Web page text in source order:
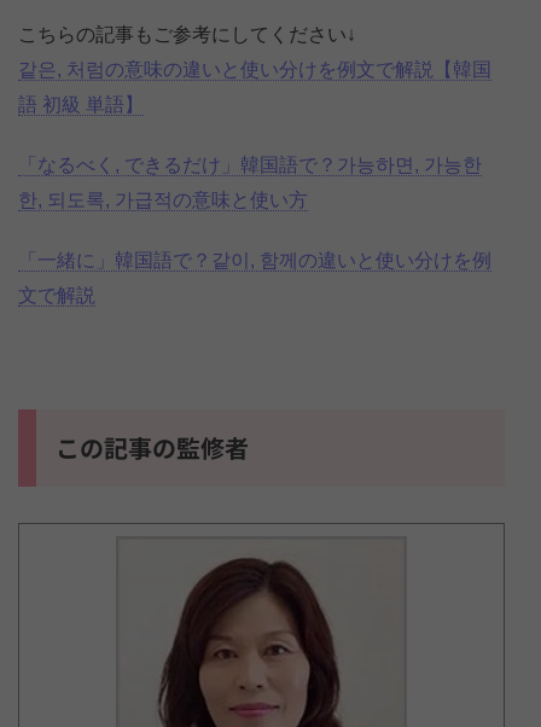
こちらの記事もご参考にしてください↓
같은, 처럼の意味の違いと使い分けを例文で解説【韓国
語 初級 単語】
「なるべく, できるだけ」韓国語で？가능하면, 가능한
한, 되도록, 가급적の意味と使い方
「一緒に」韓国語で？같이, 함께の違いと使い分けを例
文で解説
この記事の監修者